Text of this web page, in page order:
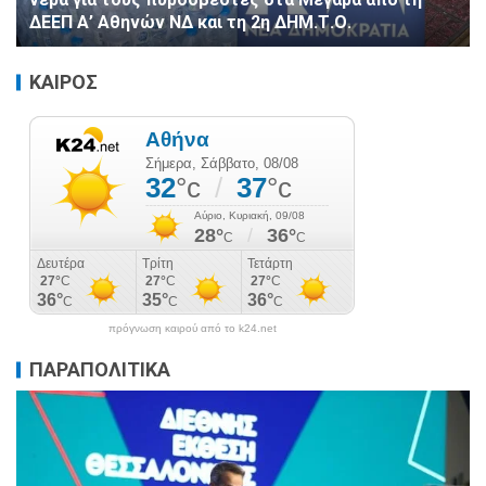
ΔΕΕΠ Α’ Αθηνών ΝΔ και τη 2η ΔΗΜ.Τ.Ο.
ΚΑΙΡΟΣ
πρόγνωση καιρού από το k24.net
ΠΑΡΑΠΟΛΙΤΙΚΑ